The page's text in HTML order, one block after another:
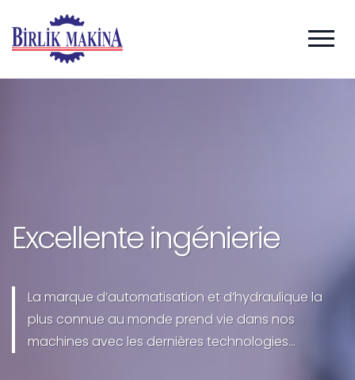
Excellente ingénierie
La marque d’automatisation et d’hydraulique la
plus connue au monde prend vie dans nos
machines avec les dernières technologies...